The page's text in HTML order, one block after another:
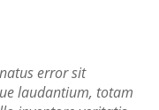
error sit
laudantium, totam